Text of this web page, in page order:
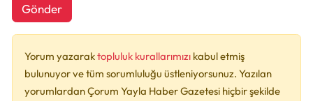
Gönder
Yorum yazaraktopluluk kurallarımızı kabul etmiş
bulunuyor ve tüm sorumluluğu üstleniyorsunuz. Yazılan
yorumlardan Çorum Yayla Haber Gazetesi hiçbir şekilde